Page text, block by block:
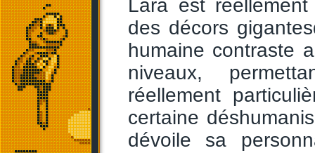
Lara est
des décors
humaine contraste
niveaux,
réellement
certaine
dévoile sa